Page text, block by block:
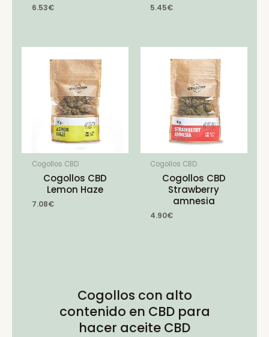
6.53€ 5.45€
Cogollos CBD
Cogollos CBD
Lemon Haze
7.08€
Cogollos CBD
Cogollos CBD
Strawberry
amnesia
4.90€
Cogollos con alto
contenido en CBD para
hacer aceite CBD